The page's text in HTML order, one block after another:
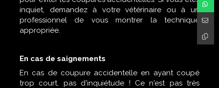
inquiet, demandez à votre vétérinaire ou à un
professionnel de vous montrer la technique
appropriée.
En cas de saignements
En cas de coupure accidentelle en ayant coupé
trop court, pas d'inquiétude ! Ce n'est pas très